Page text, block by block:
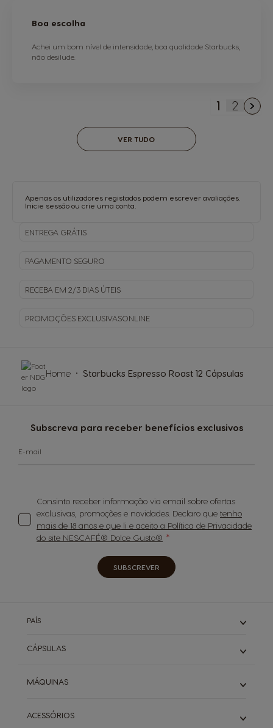
Boa escolha
Achei um bom nível de intensidade, boa qualidade Starbucks,
não desilude.
Está de
1 Página
2
VER TUDO
Apenas os utilizadores registados podem escrever avaliações.
Inicie sessão ou crie uma conta
ENTREGA GRÁTIS
PAGAMENTO SEGURO
RECEBA EM 2/3 DIAS ÚTEIS
PROMOÇÕES EXCLUSIVASONLINE
Subscreva para receber benefícios exclusivos
E-mail
Consinto receber informação via email sobre ofertas
exclusivas, promoções e novidades. Declaro que tenho
mais de 18 anos e que li e aceito a Política de Privacidade
do site NESCAFÉ® Dolce Gusto®
SUBSCREVER
Home Starbucks Espresso Roast 12 Cápsulas
PAÍS
CÁPSULAS
Cafés Longos
Descafeinados
MÁQUINAS
Infinissima
ACESSÓRIOS